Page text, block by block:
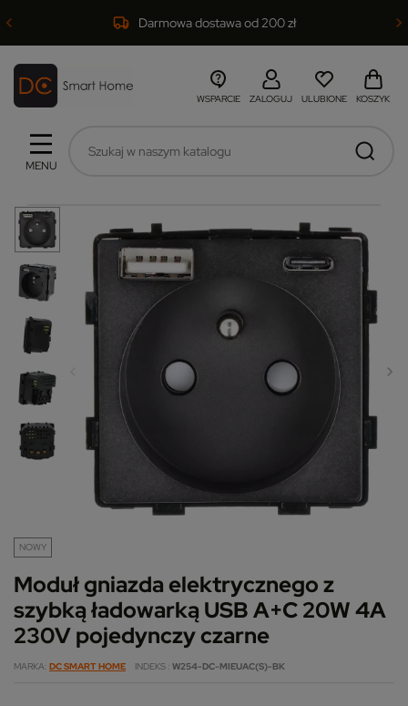
Darmowa dostawa od 200 zł
MENU
WSPARCIE ZALOGUJ ULUBIONE KOSZYK
NOWY
Moduł gniazda elektrycznego z
szybką ładowarką USB A+C 20W 4A
230V pojedynczy czarne
MARKA DC SMART HOME INDEKS W254-DC-MIEUAC(S)-BK